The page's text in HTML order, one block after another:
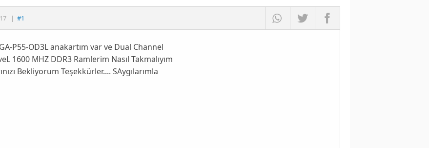
| #1
P55-OD3L anakartım var ve Dual Channel
1600 MHZ DDR3 Ramlerim Nasıl Takmalıyım
Bekliyorum Teşekkürler.... SAygılarımla